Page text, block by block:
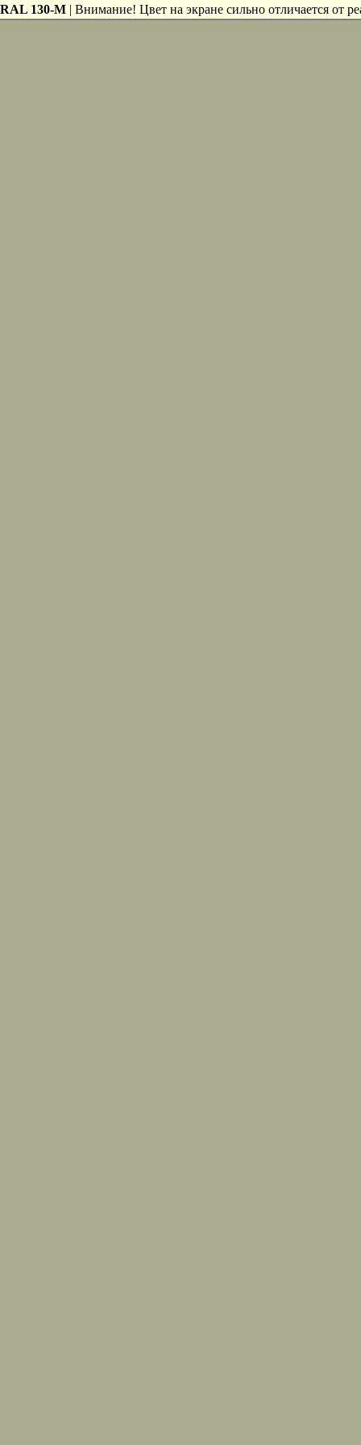
RAL 130-M | Внимание! Цвет на экране сильно отличается от